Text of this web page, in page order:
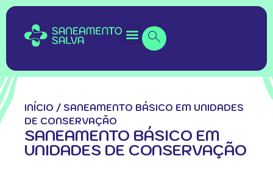
INÍCIO / SANEAMENTO BÁSICO EM UNIDADES
DE CONSERVAÇÃO
SANEAMENTO BÁSICO EM
UNIDADES DE CONSERVAÇÃO